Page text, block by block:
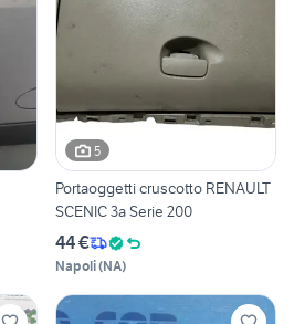
5
Portaoggetti cruscotto RENAULT
SCENIC 3a Serie 200
44 €
Napoli(NA)